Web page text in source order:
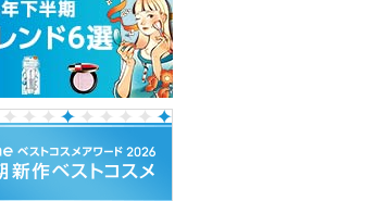
ソープ WR(ホワイ
ズの香り)
オブ ローゼ
ショッピン
グサイトへ
カルテＨＤ モイスチュ
ア フェイス＆ボディスプ
レー
Carte(カルテ)
Carte(カルテ)か
らのお知らせが
あります